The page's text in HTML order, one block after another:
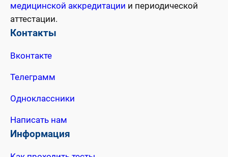
медицинской аккредитации и периодической
аттестации.
Контакты
Вконтакте
Телеграмм
Одноклассники
Написать нам
Информация